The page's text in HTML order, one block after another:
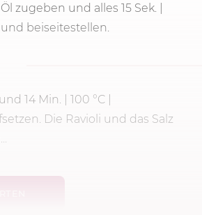
zugeben und alles 15 Sek. |
beiseitestellen.
14 Min. 100 °C
Die Ravioli und das Salz